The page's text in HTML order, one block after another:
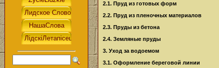
2.1. Пруд из готовых форм
2.2. Пруд из пленочных материалов
2.3. Пруды из бетона
2.4. Земляные пруды
3. Уход за водоемом
3.1. Оформление береговой линии